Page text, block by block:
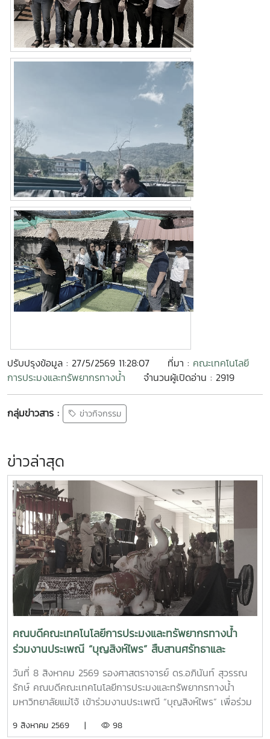
ปรับปรุงข้อมูล : 27/5/2569 11:28:07 ที่มา : คณะเทคโนโลยี
การประมงและทรัพยากรทางน้ำ
จำนวนผู้เปิดอ่าน : 2919
กลุ่มข่าวสาร : ข่าวกิจกรรม
ข่าวล่าสุด
คณบดีคณะเทคโนโลยีการประมงและทรัพยากรทางน้ำ
ร่วมงานประเพณี “บุญสิงห์ไพร” สืบสานศรัทธาและ
วัฒนธรรมแห่งแม่โจ้|Dean of the Faculty of Fisheries
Technology and Aquatic Resources Joins the
“Boon Sing Phrai” Traditional Ceremony,
Celebrating Maejo’s Cultural Heritage and
Community Spirit
วันที่ 8 สิงหาคม 2569 รองศาสตราจารย์ ดร.อภินันท์ สุวรรณ
รักษ์ คณบดีคณะเทคโนโลยีการประมงและทรัพยากรทางน้ำ
มหาวิทยาลัยแม่โจ้ เข้าร่วมงานประเพณี “บุญสิงห์ไพร” เพื่อร่วม
คุณค่าที่เป็นส่วนหนึ่งของอัตลักษณ์และจิตวิญญาณแห่ง
9 สิงหาคม 2569 | 98